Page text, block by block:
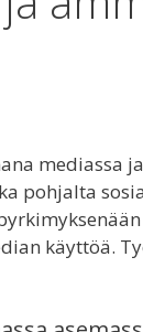
mediassa
pohjalta
käyttöä.